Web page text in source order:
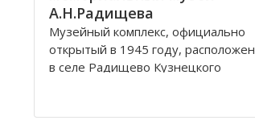
А.Н.Радищева
Музейный комплекс, официально
открытый в 1945 году, расположен
в селе Радищево Кузнецкого
Ранее село носило название